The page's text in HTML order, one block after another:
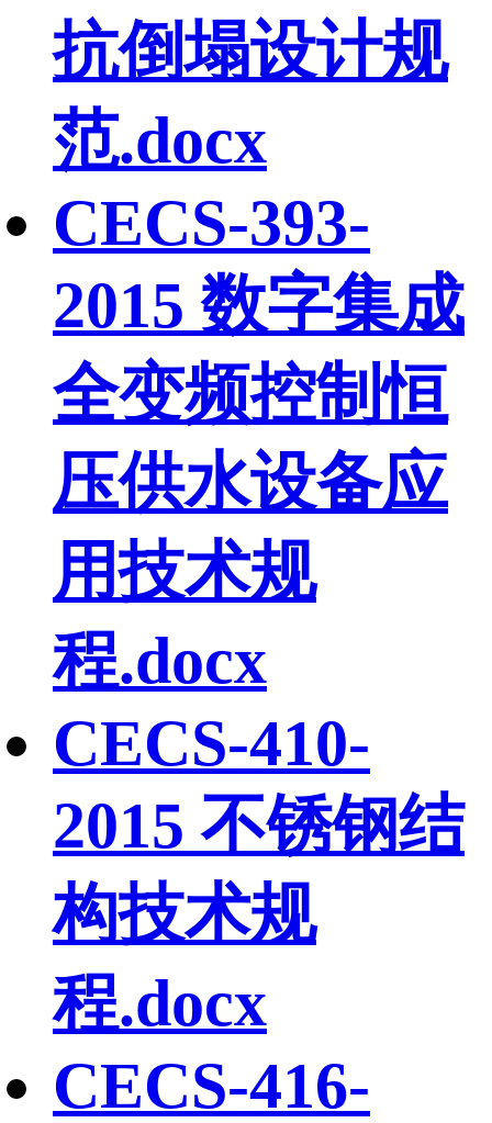
抗倒塌设计规
范.docx
CECS-393-
2015 数字集成
全变频控制恒
压供水设备应
用技术规
程.docx
CECS-410-
2015 不锈钢结
构技术规
程.docx
CECS-416-